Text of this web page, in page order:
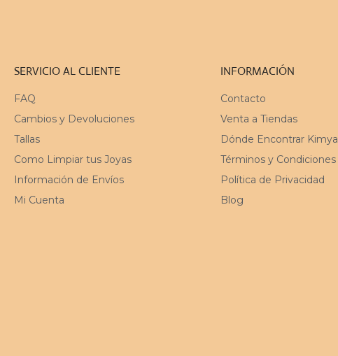
SERVICIO AL CLIENTE
FAQ
Cambios y Devoluciones
Tallas
Como Limpiar tus Joyas
Información de Envíos
Mi Cuenta
INFORMACIÓN
Contacto
Venta a Tiendas
Dónde Encontrar Kimya
Términos y Condiciones
Política de Privacidad
Blog